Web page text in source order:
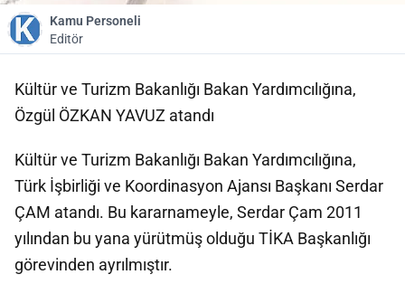
Kamu Personeli
Editör
Kültür ve Turizm Bakanlığı Bakan Yardımcılığına,
Özgül ÖZKAN YAVUZ atandı
Kültür ve Turizm Bakanlığı Bakan Yardımcılığına,
Türk İşbirliği ve Koordinasyon Ajansı Başkanı Serdar
ÇAM atandı. Bu kararnameyle, Serdar Çam 2011
yılından bu yana yürütmüş olduğu TİKA Başkanlığı
görevinden ayrılmıştır.